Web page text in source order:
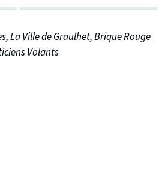
La Ville de Graulhet, Brique Rouge
Volants
de Charleville-
Benbow, se retrouve par
Aidé par ses amis, le